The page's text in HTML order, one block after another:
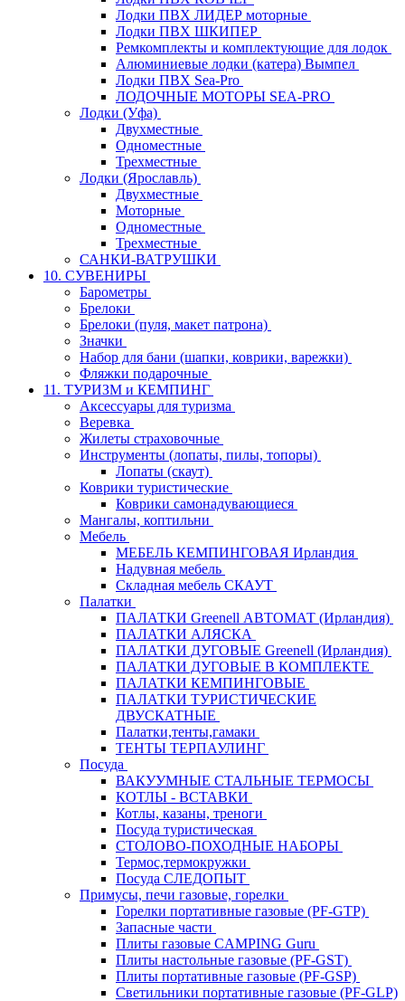
Лодки ПВХ ЛИДЕР моторные
Лодки ПВХ ШКИПЕР
Ремкомплекты и комплектующие для лодок
Алюминиевые лодки (катера) Вымпел
Лодки ПВХ Sea-Pro
ЛОДОЧНЫЕ МОТОРЫ SEA-PRO
Лодки (Уфа)
Двухместные
Одноместные
Трехместные
Лодки (Ярославль)
Двухместные
Моторные
Одноместные
Трехместные
САНКИ-ВАТРУШКИ
10. СУВЕНИРЫ
Барометры
Брелоки
Брелоки (пуля, макет патрона)
Значки
Набор для бани (шапки, коврики, варежки)
Фляжки подарочные
11. ТУРИЗМ и КЕМПИНГ
Аксессуары для туризма
Веревка
Жилеты страховочные
Инструменты (лопаты, пилы, топоры)
Лопаты (скаут)
Коврики туристические
Коврики самонадувающиеся
Мангалы, коптильни
Мебель
МЕБЕЛЬ КЕМПИНГОВАЯ Ирландия
Надувная мебель
Складная мебель СКАУТ
Палатки
ПАЛАТКИ Greenell АВТОМАТ (Ирландия)
ПАЛАТКИ АЛЯСКА
ПАЛАТКИ ДУГОВЫЕ Greenell (Ирландия)
ПАЛАТКИ ДУГОВЫЕ В КОМПЛЕКТЕ
ПАЛАТКИ КЕМПИНГОВЫЕ
ПАЛАТКИ ТУРИСТИЧЕСКИЕ
ДВУСКАТНЫЕ
Палатки,тенты,гамаки
ТЕНТЫ ТЕРПАУЛИНГ
Посуда
ВАКУУМНЫЕ СТАЛЬНЫЕ ТЕРМОСЫ
КОТЛЫ - ВСТАВКИ
Котлы, казаны, треноги
Посуда туристическая
СТОЛОВО-ПОХОДНЫЕ НАБОРЫ
Термос,термокружки
Посуда СЛЕДОПЫТ
Примусы, печи газовые, горелки
Горелки портативные газовые (PF-GTP)
Запасные части
Плиты газовые CAMPING Guru
Плиты настольные газовые (PF-GST)
Плиты портативные газовые (PF-GSP)
Светильники портативные газовые (PF-GLP)